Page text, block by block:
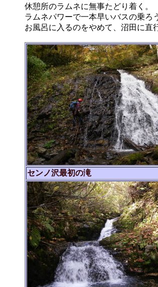
休憩所のラムネに無事たどり着く。
ラムネパワーで一本早いバスの乗ろ
お風呂に入るのをやめて、沼田に直
センノ沢最初の滝